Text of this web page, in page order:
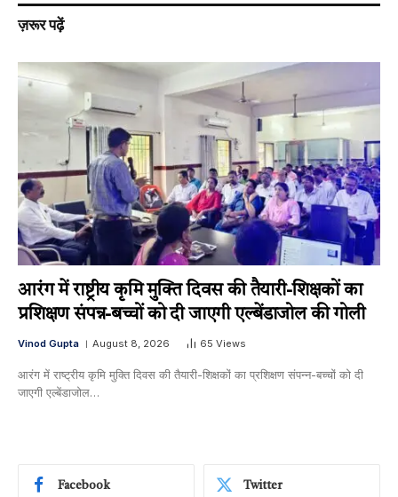
ज़रूर पढ़ें
आरंग में राष्ट्रीय कृमि मुक्ति दिवस की तैयारी-शिक्षकों का
प्रशिक्षण संपन्न-बच्चों को दी जाएगी एल्बेंडाजोल की गोली
Vinod Gupta August 8, 2026 65 Views
आरंग में राष्ट्रीय कृमि मुक्ति दिवस की तैयारी-शिक्षकों का प्रशिक्षण संपन्न-बच्चों को दी
जाएगी एल्बेंडाजोल…
Facebook Twitter